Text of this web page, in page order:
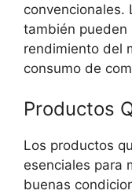
convencionales.
también pueden
rendimiento del
consumo de
Productos
Los productos
esenciales para
buenas